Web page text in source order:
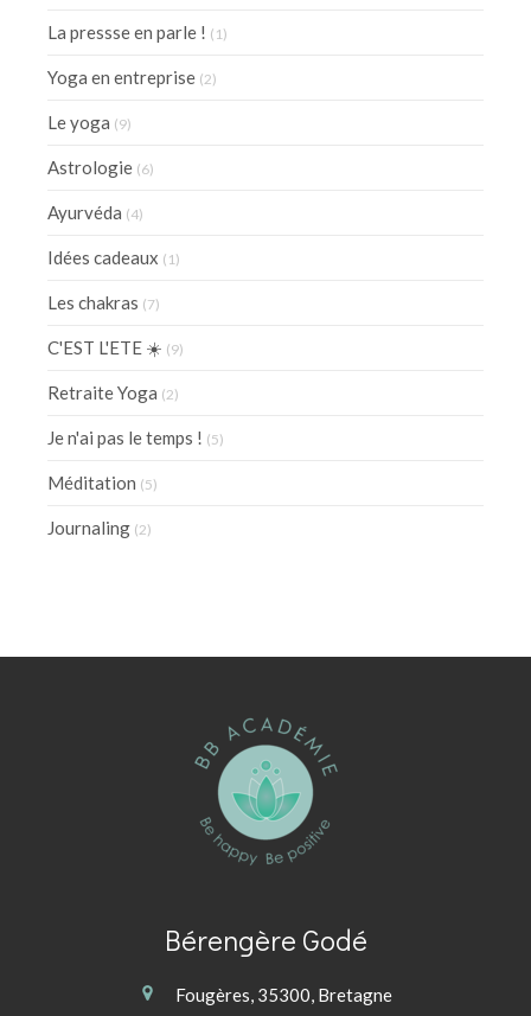
La pressse en parle ! (1)
Yoga en entreprise (2)
Le yoga (9)
Astrologie (6)
Ayurvéda (4)
Idées cadeaux (1)
Les chakras (7)
C'EST L'ETE ☀️ (9)
Retraite Yoga (2)
Je n'ai pas le temps ! (5)
Méditation (5)
Journaling (2)
Bérengère Godé
Fougères, 35300, Bretagne